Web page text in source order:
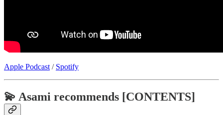
Apple Podcast/ Spotify
💫 Asami recommends [CONTENTS]